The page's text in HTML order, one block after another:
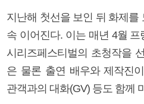
지난해 첫선을 보인 뒤 화제를
속 이어진다. 이는 매년 4월
시리즈페스티벌의 초청작을
은 물론 출연 배우와 제작진
관객과의 대화(GV) 등도 함께